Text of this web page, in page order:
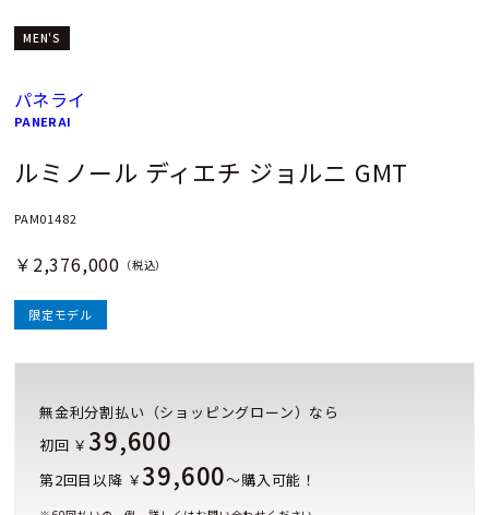
MEN'S
パネライ
PANERAI
ルミノール ディエチ ジョルニ GMT
PAM01482
￥2,376,000 （税込）
限定モデル
無金利分割払い（ショッピングローン）なら
初回 ￥39,600
第2回目以降 ￥39,600～購入可能！